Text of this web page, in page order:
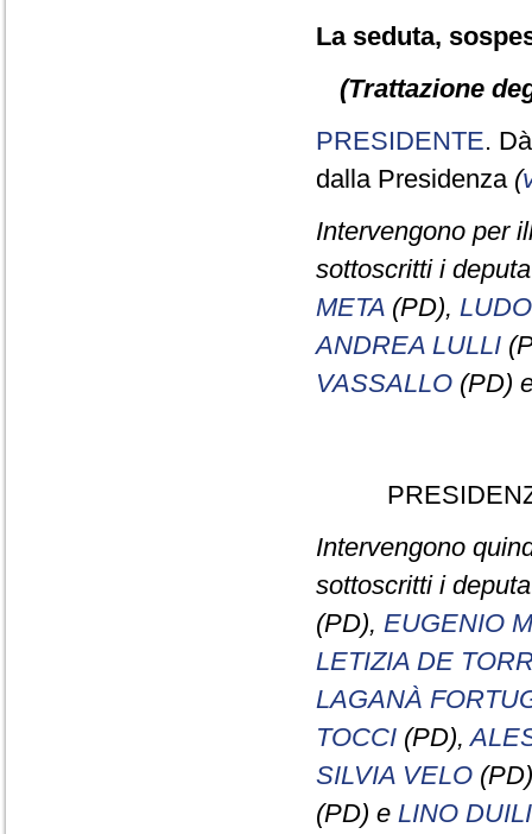
La seduta,
(Trattazione
PRESIDENTE.
dalla Presidenza (
Intervengono per
sottoscritti i
META (PD),
ANDREA LULLI
VASSALLO (PD)
Intervengono
sottoscritti i
(PD), EUGENIO
LETIZIA DE
LAGANÀ
TOCCI (PD),
SILVIA VELO
(PD) e LINO